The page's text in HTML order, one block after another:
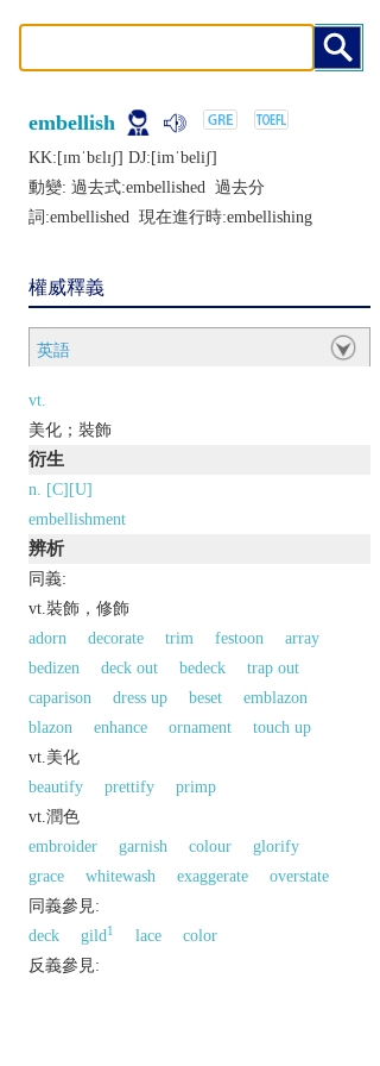
embellish
KK:[ɪmˈbɛlɪʃ] DJ:[imˈbеliʃ]
動變: 過去式:embellished 過去分
詞:embellished 現在進行時:embellishing
權威釋義
英語
vt.
美化；裝飾
衍生
n. [C][U]
embellishment
辨析
同義:
vt.裝飾，修飾
adorn
decorate trim festoon
array
bedizen
deck out bedeck
trap out
caparison
dress up beset
emblazon
blazon
enhance ornament
touch up
vt.美化
beautify
prettify
primp
vt.潤色
embroider
garnish colour
glorify
grace
whitewash exaggerate
overstate
同義參見:
deck
gild1 lace
color
反義參見: